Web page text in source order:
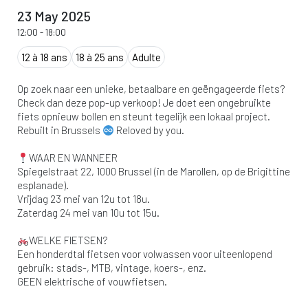
23 May 2025
12:00 -18:00
12 à 18 ans 18 à 25 ans Adulte
Op zoek naar een unieke, betaalbare en geëngageerde fiets?
Check dan deze pop-up verkoop! Je doet een ongebruikte
fiets opnieuw bollen en steunt tegelijk een lokaal project.
Rebuilt in Brussels
Reloved by you.
WAAR EN WANNEER
Spiegelstraat 22, 1000 Brussel (in de Marollen, op de Brigittine
esplanade).
Vrijdag 23 mei van 12u tot 18u.
Zaterdag 24 mei van 10u tot 15u.
WELKE FIETSEN?
Een honderdtal fietsen voor volwassen voor uiteenlopend
gebruik: stads-, MTB, vintage, koers-, enz.
GEEN elektrische of vouwfietsen.